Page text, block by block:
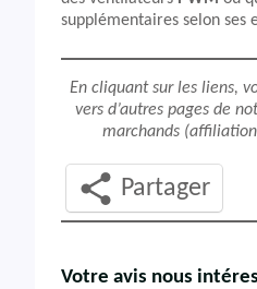
supplémentaires selon ses
En cliquant sur les liens,
vers d’autres pages de
marchands
Partager
Votre avis nous